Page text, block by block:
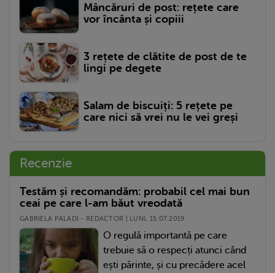
Mâncăruri de post: rețete care
vor încânta și copiii
3 rețete de clătite de post de te
lingi pe degete
Salam de biscuiți: 5 rețete pe
care nici să vrei nu le vei greși
Recenzie
Testăm și recomandăm: probabil cel mai bun
ceai pe care l-am băut vreodată
GABRIELA PALADI - REDACTOR | LUNI, 15.07.2019
O regulă importantă pe care
trebuie să o respecți atunci când
ești părinte, și cu precădere acel